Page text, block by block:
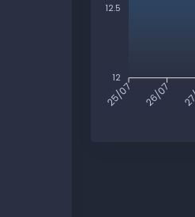
12.5
12
25/07 26/07